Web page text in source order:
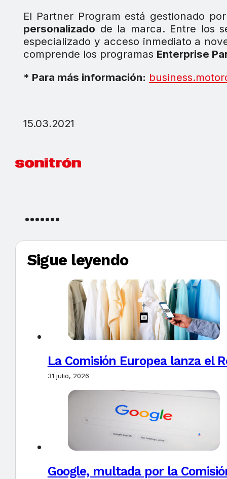
El Partner Program está gestionado
personalizado de la marca. Entre los
especializado y acceso inmediato a
comprende los programas Enterprise
* Para más información:
15.03.2021
Sigue leyendo
La Comisión Europea lanza el
31 julio, 2026
Google, multada por la